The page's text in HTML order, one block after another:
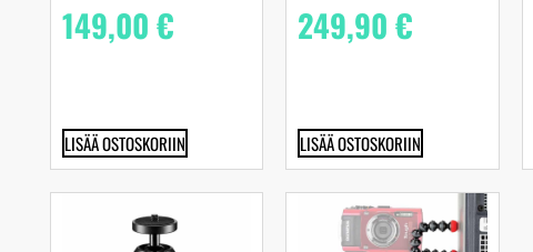
149,00€
LISÄÄ OSTOSKORIIN
249,90€
LISÄÄ OSTOSKORIIN